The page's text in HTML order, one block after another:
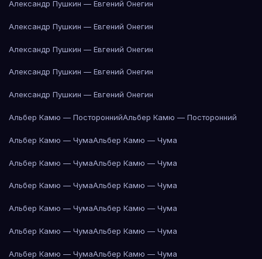
Александр Пушкин — Евгений Онегин
Александр Пушкин — Евгений Онегин
Александр Пушкин — Евгений Онегин
Александр Пушкин — Евгений Онегин
Александр Пушкин — Евгений Онегин
Альбер Камю — ПостороннийАльбер Камю — Посторонний
Альбер Камю — ЧумаАльбер Камю — Чума
Альбер Камю — ЧумаАльбер Камю — Чума
Альбер Камю — ЧумаАльбер Камю — Чума
Альбер Камю — ЧумаАльбер Камю — Чума
Альбер Камю — ЧумаАльбер Камю — Чума
Альбер Камю — ЧумаАльбер Камю — Чума